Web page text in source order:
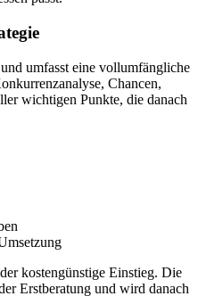
umfasst eine vollumfängliche
Chancen,
wichtigen Punkte, die danach
kostengünstige Einstieg. Die
Erstberatung und wird danach